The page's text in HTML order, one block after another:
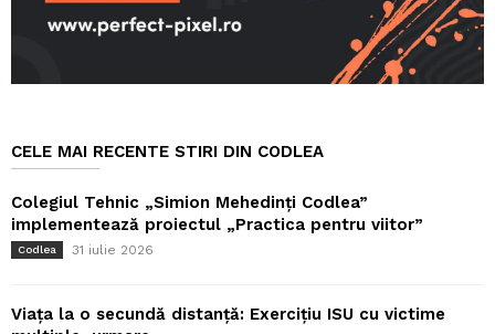
CELE MAI RECENTE STIRI DIN CODLEA
Colegiul Tehnic „Simion Mehedinți Codlea”
implementează proiectul „Practica pentru viitor”
Codlea 31 iulie 2026
Viața la o secundă distanță: Exercițiu ISU cu victime